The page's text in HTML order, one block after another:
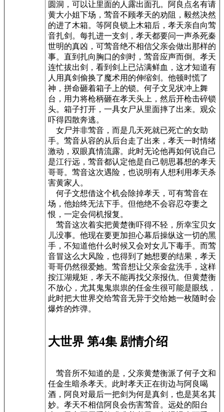
圆洞，可以让里面的人露出面孔。阿良点名有请
黄大小姐下场，莺音不顾孝天的劝阻，毅然决然
的进了木箱。等阿良锁上木箱后，孝天亲自向莺
音扎剑。每扎进一支剑，孝天都要问一声杀死秦
世明的真凶，可莺音绝不相信父亲会做出那样的
事。直到扎向胸口的剑时，莺音应声而倒。孝天
连忙拔出剑，看到剑上已沾满鲜血，这才知道有
人用真剑偷换了魔术用的伸缩剑。他顿时慌了
神，拼命砸着箱子上的锁。何子文见状冲上舞
台，用力将枪柄砸在孝天头上，然后开枪击碎锁
头。箱子打开，一具女尸从里面摔了出来。观众
吓得四散奔逃。
女尸并非莺音，而是几天死就已死亡的女助
手。莺音从容的从后台走了出来，孝天一时情绪
激动，双眼真情流露。此时无论他再如何说自己
是江行远，莺音都认定他是自己朝思暮想的孝天
哥哥。莺音这次遇险，也说明有人想利用孝天杀
害黄家人。
何子文想借这个机会除掉孝天，可有莺音在
场，他始终无法下手。但他绝不会容忍夺妻之
恨，一定会伺机报复。
莺音这次着实把黄楚衡吓得不轻，所幸宝贝女
儿没事。他现在要更加担心幕后操纵这一切的黑
手，不知道他什么时候又会对女儿下毒手。而莺
音冒这么大风险，也得到了她想要的结果，孝天
哥哥仍然很爱她。莺音想让父亲金盆洗手，这样
按江湖规矩，孝天不能再找父亲报仇。但黄楚衡
不放心，尤其鬼鬼祟祟的任金生很可能是眼线，
此时把大世界交给莺音无异于交给她一枚随时会
爆炸的炸弹。
大世界 第4集 剧情介绍
莺音所不知道的是，父亲黄楚衡派了何子文和
任金生暗杀孝天。此时孝天正在街边与阿良喝
酒，阿良对最后一把剑为何是真剑，也是莫名其
妙。孝天不相信阿良会伤害莺音。远处的阳台